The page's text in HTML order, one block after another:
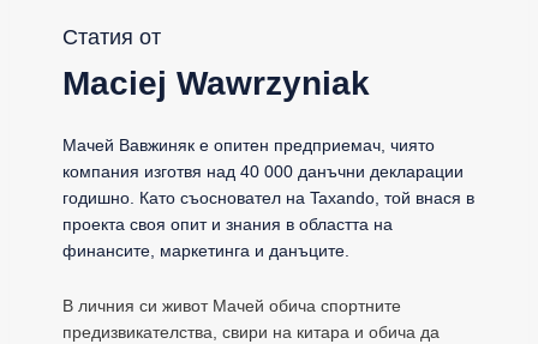
Статия от
Maciej Wawrzyniak
Мачей Вавжиняк е опитен предприемач, чиято
компания изготвя над 40 000 данъчни декларации
годишно. Като съосновател на Taxando, той внася в
проекта своя опит и знания в областта на
финансите, маркетинга и данъците.
В личния си живот Мачей обича спортните
предизвикателства, свири на китара и обича да